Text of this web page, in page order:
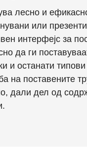
лесно и
или
интерфејс за
да ги
и останати
на поставените
дали дел од